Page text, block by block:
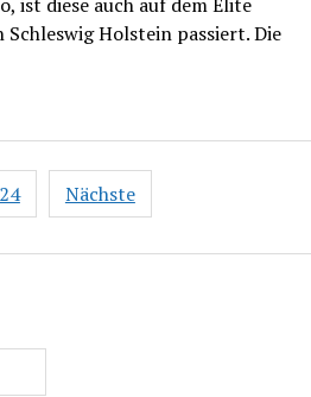
Holstein passiert. Die
24 Nächste